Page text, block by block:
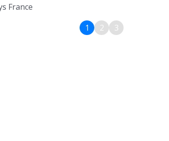
France
1
2 3